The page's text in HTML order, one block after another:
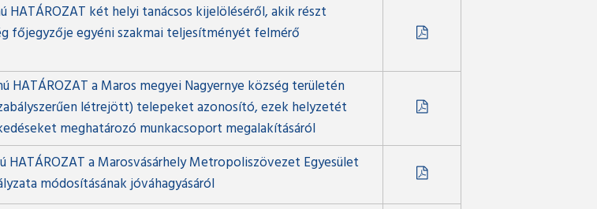
HATÁROZAT két helyi tanácsos kijelöléséről, akik részt
főjegyzője egyéni szakmai teljesítményét felmérő
HATÁROZAT a Maros megyei Nagyernye község területén
létrejött) telepeket azonosító, ezek helyzetét
meghatározó munkacsoport megalakításáról
HATÁROZAT a Marosvásárhely Metropoliszövezet Egyesület
módosításának jóváhagyásáról